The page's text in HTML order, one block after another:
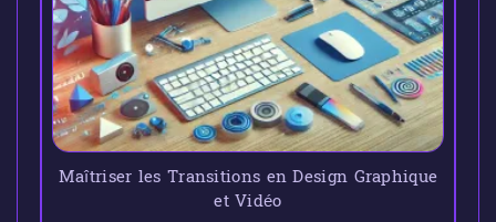
Maîtriser les Transitions en Design Graphique
et Vidéo